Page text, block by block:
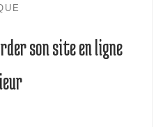
son site en ligne